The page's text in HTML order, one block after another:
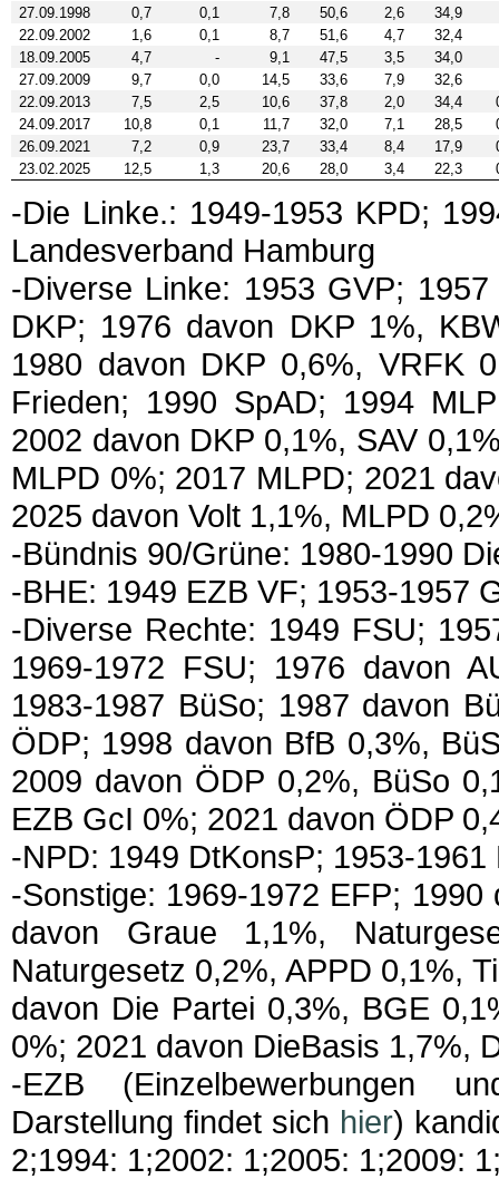
27.09.1998
0,7 0,1 7,8 50,6 2,6
34,9
22.09.2002
1,6 0,1 8,7 51,6 4,7
32,4
18.09.2005
4,7 - 9,1 47,5 3,5
34,0
27.09.2009
9,7 0,0 14,5 33,6 7,9
32,6
22.09.2013
7,5 2,5 10,6 37,8 2,0 34,4
24.09.2017
10,8 0,1 11,7 32,0 7,1 28,5
26.09.2021
7,2 0,9 23,7 33,4 8,4 17,9
23.02.2025
12,5 1,3 20,6 28,0 3,4 22,3
-Die Linke.: 1949-1953 KPD;
Landesverband Hamburg
-Diverse Linke: 1953 GVP;
DKP; 1976 davon DKP 1%,
1980 davon DKP 0,6%, VRFK
Frieden; 1990 SpAD; 1994
2002 davon DKP 0,1%, SAV
MLPD 0%; 2017 MLPD; 2021
2025 davon Volt 1,1%, MLPD
-Bündnis 90/Grüne: 1980-1990
-BHE: 1949 EZB VF; 1953-1957
-Diverse Rechte: 1949 FSU;
1969-1972 FSU; 1976 davon
1983-1987 BüSo; 1987 davon
ÖDP; 1998 davon BfB 0,3%,
2009 davon ÖDP 0,2%, BüSo
EZB GcI 0%; 2021 davon ÖDP
-NPD: 1949 DtKonsP; 1953-1961
-Sonstige: 1969-1972 EFP;
davon Graue 1,1%,
Naturgesetz 0,2%, APPD 0,1%,
davon Die Partei 0,3%, BGE
0%; 2021 davon DieBasis 1,7%,
-EZB (Einzelbewerbungen
Darstellung findet sich hier)
2;1994: 1;2002: 1;2005: 1;2009: